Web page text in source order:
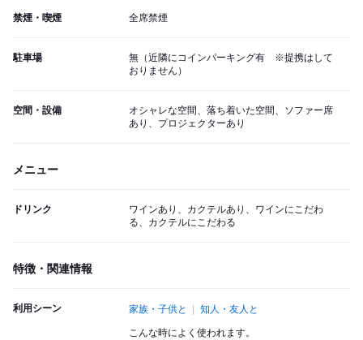
禁煙・喫煙 全席禁煙
駐車場
無（近隣にコインパーキング有 ※提携はして
おりません）
空間・設備
オシャレな空間、落ち着いた空間、ソファー席
あり、プロジェクターあり
メニュー
ドリンク
ワインあり、カクテルあり、ワインにこだわ
る、カクテルにこだわる
特徴・関連情報
利用シーン 家族・子供と 知人・友人と
こんな時によく使われます。